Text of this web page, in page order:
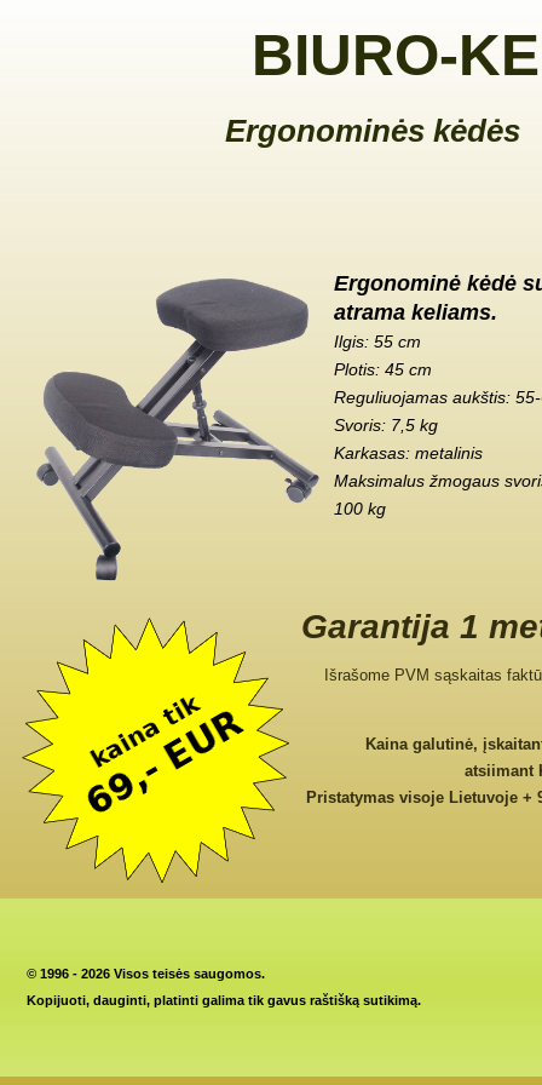
BIURO-
Ergonominės kėdės
Ergonominė kėdė
atrama keliams.
Ilgis: 55 cm
Plotis: 45 cm
Reguliuojamas aukštis:
Svoris: 7,5 kg
Karkasas: metalinis
Maksimalus žmogaus
100 kg
Garantija 1
Išrašome PVM sąskaitas
Kaina galutinė,
atsiimant
Pristatymas visoje Lietuvoje +
© 1996 - 2026 Visos teisės saugomos.
Kopijuoti, dauginti, platinti galima tik gavus raštišką sutikimą.